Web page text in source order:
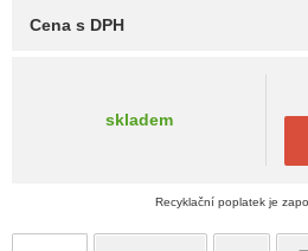
Cena s DPH
skladem
Recyklační poplatek je